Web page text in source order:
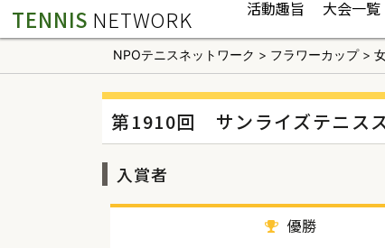
TENNIS NETWORK 活動趣旨 大会一覧
NPOテニスネットワーク > フラワーカップ>
第1910回 サンライズテニス
入賞者
優勝